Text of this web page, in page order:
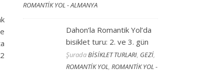
ROMANTİK YOL - ALMANYA
Dahon’la Romantik Yol’da
bisiklet turu: 2. ve 3. gün
ŞuradaBİSİKLET TURLARI, GEZİ,
ROMANTİK YOL,ROMANTİK YOL -